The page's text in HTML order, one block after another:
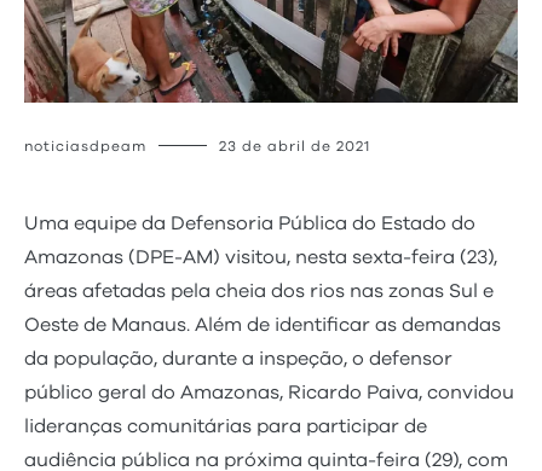
noticiasdpeam 23 de abril de 2021
Uma equipe da Defensoria Pública do Estado do
Amazonas (DPE-AM) visitou, nesta sexta-feira (23),
áreas afetadas pela cheia dos rios nas zonas Sul e
Oeste de Manaus. Além de identificar as demandas
da população, durante a inspeção, o defensor
público geral do Amazonas, Ricardo Paiva, convidou
lideranças comunitárias para participar de
audiência pública na próxima quinta-feira (29), com